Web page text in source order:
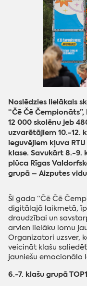
Noslēdzies lielākais
“Čē Čē
12 000 skolēnu jeb
uzvarētājiem 10.-12.
ieguvējiem kļuva
klase. Savukārt 8.-9.
plūca Rīgas
grupā – Aizputes
Šī gada “Čē Čē
digitālajā laikmetā,
draudzībai un
arvien lielāku lomu
Organizatori uzsver,
veicināt klašu
jauniešu emocionālo
6.-7. klašu grupā